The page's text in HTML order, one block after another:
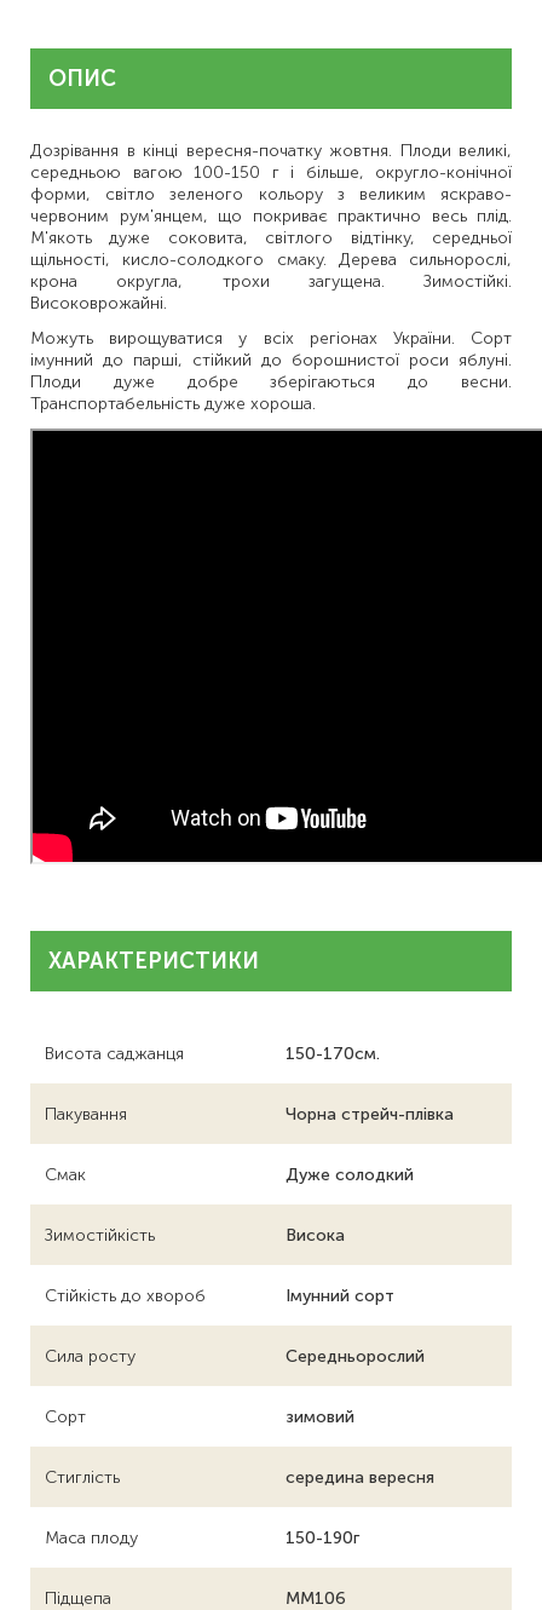
ОПИС
Дозрівання в кінці вересня-початку жовтня. Плоди великі,
середньою вагою 100-150 г і більше, округло-конічної
форми, світло зеленого кольору з великим яскраво-
червоним рум'янцем, що покриває практично весь плід.
М'якоть дуже соковита, світлого відтінку, середньої
щільності, кисло-солодкого смаку. Дерева сильнорослі,
крона округла, трохи загущена. Зимостійкі.
Високоврожайні.
Можуть вирощуватися у всіх регіонах України. Сорт
імунний до парші, стійкий до борошнистої роси яблуні.
Плоди дуже добре зберігаються до весни.
Транспортабельність дуже хороша.
ХАРАКТЕРИСТИКИ
Висота саджанця 150-170см.
Пакування Чорна стрейч-плівка
Смак Дуже солодкий
Зимостійкість Висока
Стійкість до хвороб Імунний сорт
Сила росту Середньорослий
Сорт зимовий
Стиглість середина вересня
Маса плоду 150-190г
Підщепа ММ106